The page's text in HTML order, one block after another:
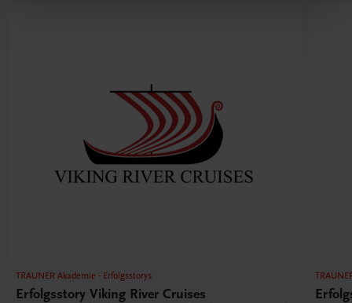
TRAUNER Akademie - Erfolgsstorys
Erfolgsstory Viking River Cruises